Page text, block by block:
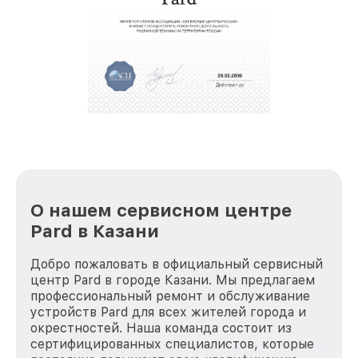
За годы своей деятельности мы получали только
репутацию. Мы постоянно совершенствуемся и
стараемся каждый день делать наш сервис еще
О нашем сервисном центре
Pard в Казани
Добро пожаловать в официальный сервисный
центр Pard в городе Казани. Мы предлагаем
профессиональный ремонт и обслуживание
устройств Pard для всех жителей города и
окрестностей. Наша команда состоит из
сертифицированных специалистов, которые